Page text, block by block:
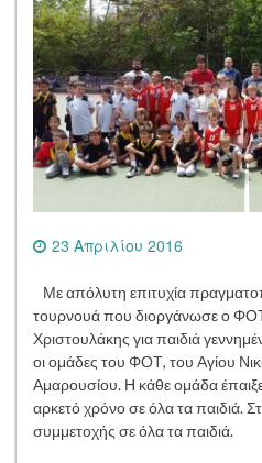
23 Απριλίου 2016
Με απόλυτη επιτυχία
τουρνουά που διοργάνωσε ο
Χριστουλάκης για παιδιά
οι ομάδες του ΦΟΤ, του Αγίου
Αμαρουσίου. Η κάθε ομάδα
αρκετό χρόνο σε όλα τα παιδιά.
συμμετοχής σε όλα τα